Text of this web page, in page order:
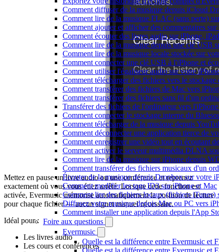
Comment diffuser de la musique depuis iCloud
Comment lire de la musique FLAC (sans perte)
Comment ajouter et afficher des commentaires
Comment écouter des livres audio sur iPhone,
Comment lire de la musique depuis une clé USB
Comment lire de la musique locale stockée sur
Comment connecter une clé USB à l'iPhone et
Comment utiliser l'égaliseur audio sur votre
Comment télécharger des fichiers vers le
Comment transférer des fichiers de Mac vers
Comment transférer des fichiers sans fil d'un
Transférer des fichiers de l'ordinateur vers
Comment connecter le stockage interne du
Comment télécharger de la musique depuis
Comment déconnecter une application tierce de
Comment enregistrer une vidéo tout en écoutant
Comment activer le serveur multimédia DLNA
Comment lire de la musique sur iPhone depuis
Comment transférer des fichiers musicaux d'un
Écouter de la musique depuis Dropbox sur votre
Comment modifier les tags ID3 sur iPhone et Mac
Comment lire des fichiers locaux (fichiers iTunes)
Diffusez votre musique depuis Mac ou PC vers
Comment installer une application depuis l'App
Foire aux questions
Evermusic
Quelle est la différence entre Evermusic et
Quelle est la différence entre Evermusic et
Mettez en pause un livre audio ou une conférence et reprenez
exactement où vous vous étiez arrêté. Lorsque cette fonction est
activée, Evermusic mémorise automatiquement la position de lecture
pour chaque fichier — aucun signet manuel nécessaire.
Idéal pour :
Les livres audio
Les cours et conférences